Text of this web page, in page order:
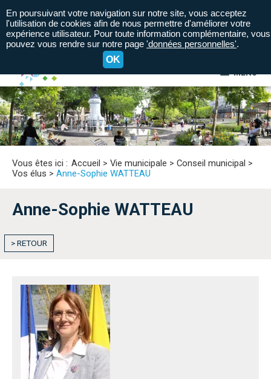
MENU
A= A- A+
Vous êtes ici : Accueil > Vie municipale > Conseil municipal >
Vos élus > Anne-Sophie WATTEAU
Anne-Sophie WATTEAU
> RETOUR
En poursuivant votre navigation sur notre site, vous acceptez
l'utilisation de cookies afin de nous permettre d'améliorer votre
expérience utilisateur. Pour toute information complémentaire, vous
pouvez vous rendre sur notre page 'données personnelles'.
OK